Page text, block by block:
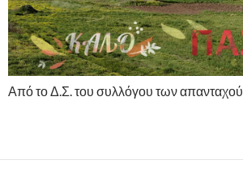
Από το Δ.Σ. του συλλόγου των